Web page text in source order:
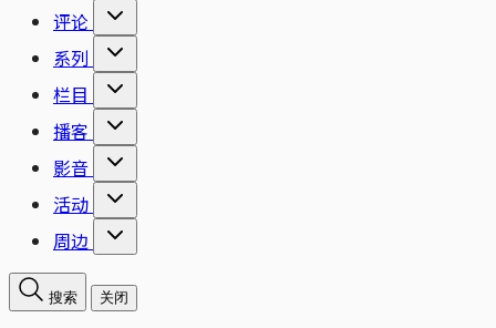
评论
系列
栏目
播客
影音
活动
周边
搜索 关闭